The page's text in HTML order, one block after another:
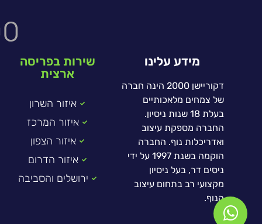
מידע עלינו
דקוריישן 2000 הינה חברה
של צמחים מלאכותיים
בעלת 18 שנות ניסיון.
החברה מספקת עיצוב
ואדריכלות נוף. החברה
הוקמה בשנת 1997 על ידי
ניסים דר, בעל ניסיון
מקצועי רב בתחום עיצוב
הנוף.
שירות בפריסה
ארצית
איזור השרון
איזור המרכז
איזור הצפון
איזור הדרום
ירושלים והסביבה